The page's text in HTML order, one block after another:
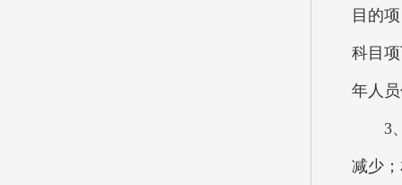
目的
科目
年人
3、
减少